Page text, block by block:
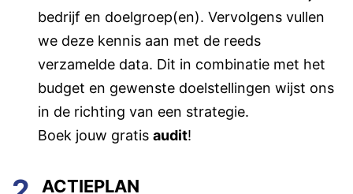
bedrijf en doelgroep(en). Vervolgens vullen
we deze kennis aan met de reeds
verzamelde data. Dit in combinatie met het
budget en gewenste doelstellingen wijst ons
in de richting van een strategie.
Boek jouw gratis audit!
ACTIEPLAN